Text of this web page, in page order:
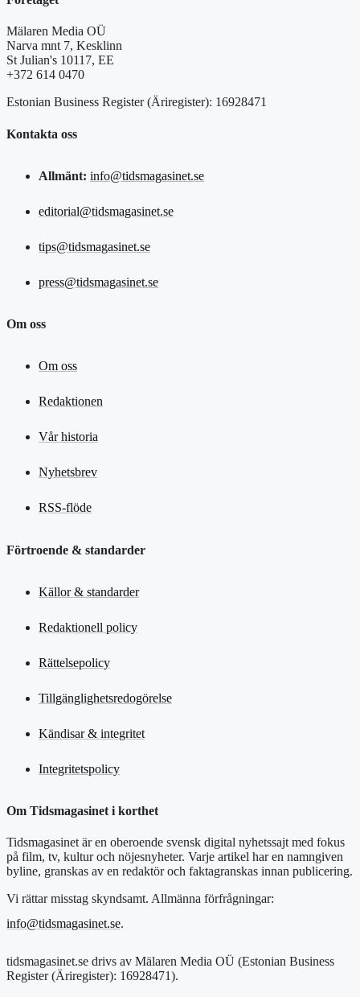
Mälaren Media OÜ
Narva mnt 7, Kesklinn
St Julian's 10117, EE
+372 614 0470
Estonian Business Register (Äriregister): 16928471
Kontakta oss
Allmänt: info@tidsmagasinet.se
editorial@tidsmagasinet.se
tips@tidsmagasinet.se
press@tidsmagasinet.se
Om oss
Om oss
Redaktionen
Vår historia
Nyhetsbrev
RSS-flöde
Förtroende & standarder
Källor & standarder
Redaktionell policy
Rättelsepolicy
Tillgänglighetsredogörelse
Kändisar & integritet
Integritetspolicy
Om Tidsmagasinet i korthet
Tidsmagasinet är en oberoende svensk digital nyhetssajt med fokus
på film, tv, kultur och nöjesnyheter. Varje artikel har en namngiven
byline, granskas av en redaktör och faktagranskas innan publicering.
Vi rättar misstag skyndsamt. Allmänna förfrågningar:
info@tidsmagasinet.se.
tidsmagasinet.se drivs av Mälaren Media OÜ (Estonian Business
Register (Äriregister): 16928471).